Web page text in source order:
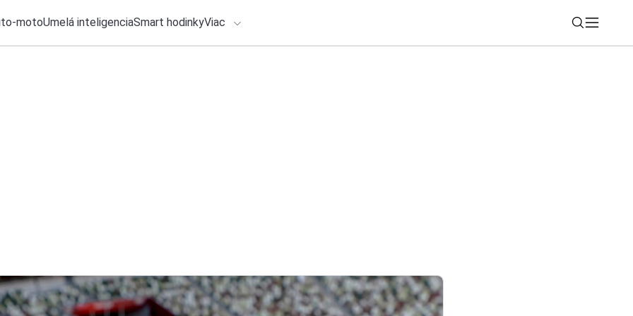
motoUmelá inteligenciaSmart hodinkyViac